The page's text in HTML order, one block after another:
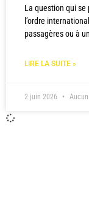
La question qui se
l’ordre
passagères ou à
LIRE LA SUITE »
2 juin 2026